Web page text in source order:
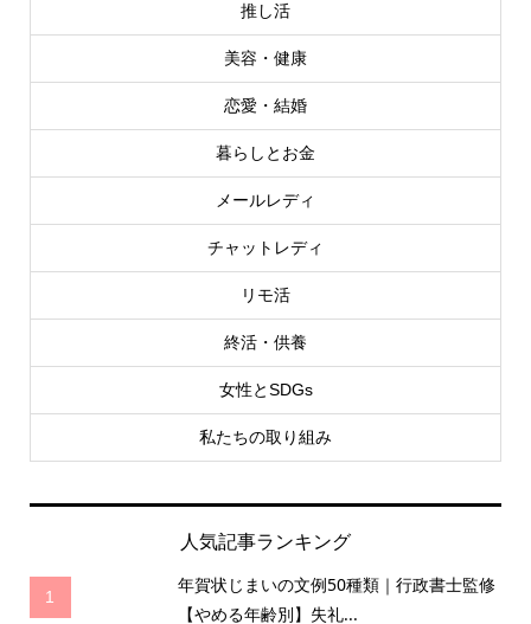
推し活
美容・健康
恋愛・結婚
暮らしとお金
メールレディ
チャットレディ
リモ活
終活・供養
女性とSDGs
私たちの取り組み
人気記事ランキング
1
年賀状じまいの文例50種類｜行政書士監修
【やめる年齢別】失礼...